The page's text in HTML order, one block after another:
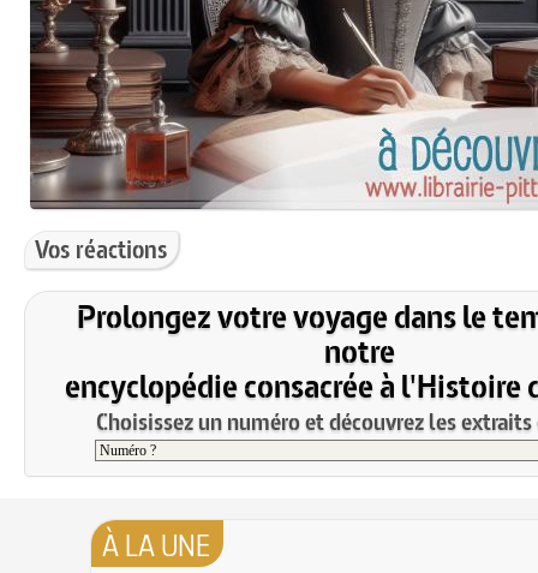
Vos réactions
Prolongez votre voyage dans le
notre
encyclopédie consacrée à l'Histoire
Choisissez un numéro et découvrez les
À LA UNE